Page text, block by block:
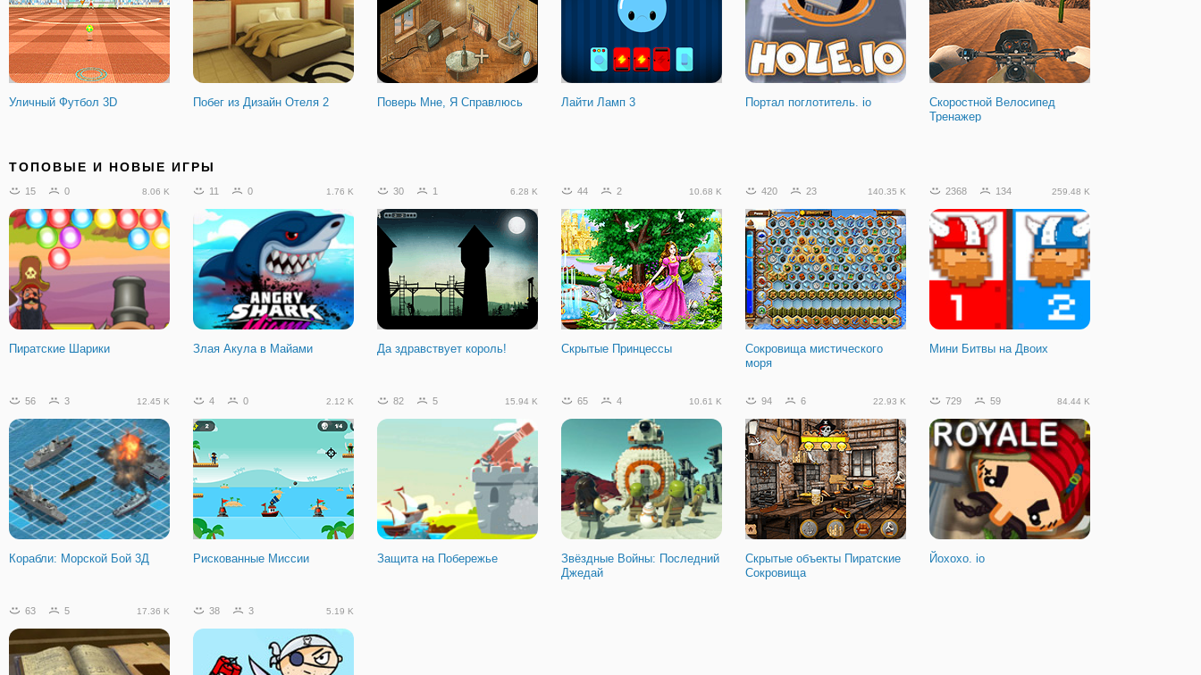
Уличный Футбол 3D Побег из Дизайн Отеля 2 Поверь Мне, Я Справлюсь Лайти Ламп 3 Портал поглотитель. io
Скоростной Велосипед
Тренажер
Гамбол: Школьный
Переворот
Испытание Вора
Экстремальные Мото
Гонщики
ТОПОВЫЕ И НОВЫЕ ИГРЫ
15 0 8.06 K
Пиратские Шарики
11 0 1.76 K
Злая Акула в Майами
30 1 6.28 K
Да здравствует король!
44 2 10.68 K
Скрытые Принцессы
420 23 140.35 K
Сокровища мистического
моря
2368 134 259.48 K
Мини Битвы на Двоих
56 3 12.45 K
Корабли: Морской Бой 3Д
4 0 2.12 K
Рискованные Миссии
82 5 15.94 K
Защита на Побережье
65 4 10.61 K
Звёздные Войны: Последний
Джедай
94 6 22.93 K
Скрытые объекты Пиратские
Сокровища
729 59 84.44 K
Йохохо. io
63 5 17.36 K 38 3 5.19 K